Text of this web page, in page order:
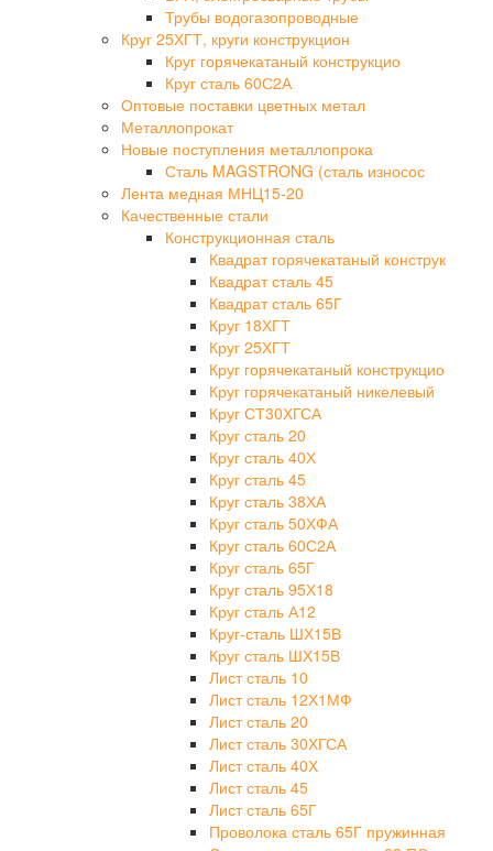
Трубы водогазопроводные
Круг 25ХГТ, круги конструкцион
Круг горячекатаный конструкцио
Круг сталь 60С2А
Оптовые поставки цветных метал
Металлопрокат
Новые поступления металлопрока
Сталь MAGSTRONG (сталь износос
Лента медная МНЦ15-20
Качественные стали
Конструкционная сталь
Квадрат горячекатаный конструк
Квадрат сталь 45
Квадрат сталь 65Г
Круг 18ХГТ
Круг 25ХГТ
Круг горячекатаный конструкцио
Круг горячекатаный никелевый
Круг СТ30ХГСА
Круг сталь 20
Круг сталь 40Х
Круг сталь 45
Круг сталь 38ХА
Круг сталь 50ХФА
Круг сталь 60С2А
Круг сталь 65Г
Круг сталь 95Х18
Круг сталь А12
Круг-сталь ШХ15В
Круг сталь ШХ15В
Лист сталь 10
Лист сталь 12Х1МФ
Лист сталь 20
Лист сталь 30ХГСА
Лист сталь 40Х
Лист сталь 45
Лист сталь 65Г
Проволока сталь 65Г пружинная